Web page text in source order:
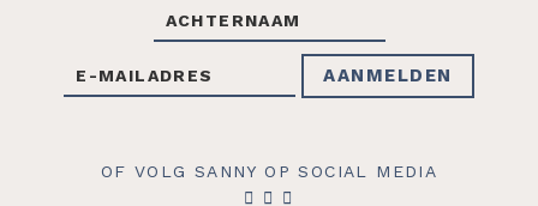
OF VOLG SANNY OP SOCIAL MEDIA